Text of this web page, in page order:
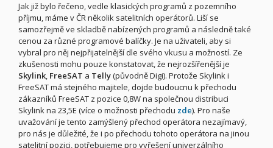
Jak již bylo řečeno, vedle klasických programů z pozemního
příjmu, máme v ČR několik satelitních operátorů. Liší se
samozřejmě ve skladbě nabízených programů a následně také
cenou za různé programové balíčky. Je na uživateli, aby si
vybral pro něj nejpřijatelnější dle svého vkusu a možností. Ze
zkušenosti mohu pouze konstatovat, že nejrozšířenější je
Skylink, FreeSAT a Telly(původně Digi). Protože Skylink i
FreeSAT má stejného majitele, dojde budoucnu k přechodu
zákazníků FreeSAT z pozice 0,8W na společnou distribuci
Skylink na 23,5E (více o možnosti přechodu zde). Pro naše
uvažování je tento zamýšlený přechod operátora nezajímavý,
pro nás je důležité, že i po přechodu tohoto operátora na jinou
satelitní pozici, potřebujeme pro vyřešení univerzálního